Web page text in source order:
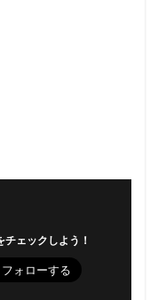
チェックしよう！